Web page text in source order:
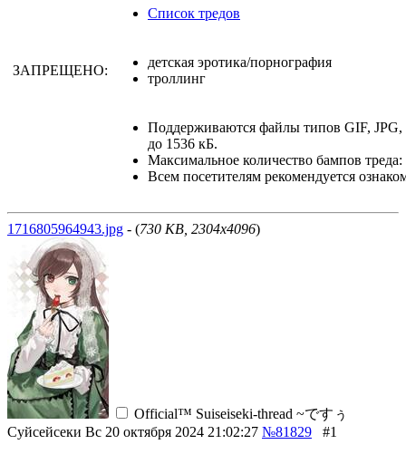
Список тредов
ЗАПРЕЩЕНО:
детская эротика/порнография
троллинг
Поддерживаются файлы типов GIF, JPG,
до 1536 кБ.
Максимальное количество бампов треда:
Всем посетителям рекомендуется
1716805964943.jpg - (730 KB, 2304x4096)
Official™ Suiseiseki-thread ~ですぅ
Суйсейсеки Вс 20 октября 2024 21:02:27 №81829
#1